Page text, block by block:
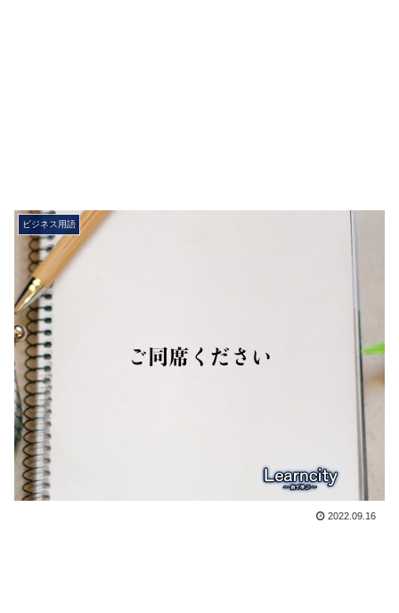
ビジネス用語
2022.09.16